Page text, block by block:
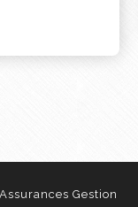
Gestion